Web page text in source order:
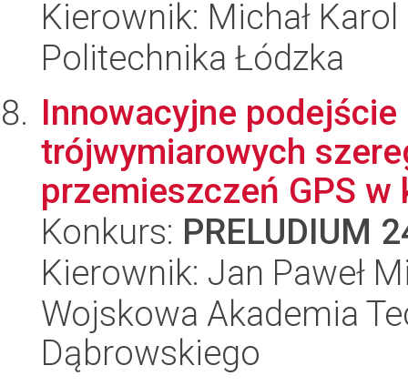
Kierownik: Michał
Politechnika Łódzka
Innowacyjne
trójwymiarowych
przemieszczeń GPS
Konkurs: PRELUDIUM
Kierownik: Jan Paweł
Wojskowa Akademia
Dąbrowskiego